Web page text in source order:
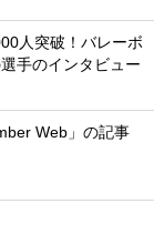
人突破！バレーボ
手のインタビュー
Web」の記事